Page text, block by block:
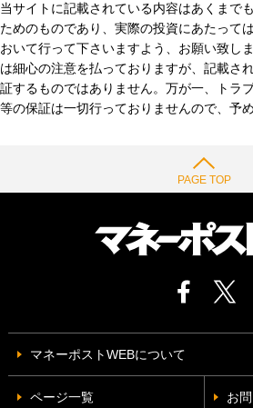
当サイトに記載されている内容はあくまで
ためのものであり、実際の投資にあたって
おいて行って下さいますよう、お願い致し
は細心の注意を払っておりますが、記載さ
証するものではありません。万が一、トラ
等の保証は一切行っておりませんので、予
PAGE TOP
マネーポストWEBについて
ページ一覧 お